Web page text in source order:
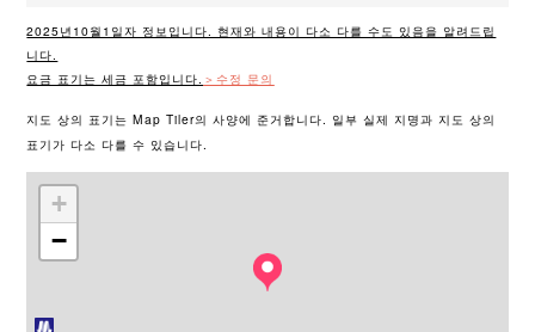
2025년10월1일자 정보입니다. 현재와 내용이 다소 다를 수도 있음을 알려드립
니다.
요금 표기는 세금 포함입니다. ＞수정 문의
지도 상의 표기는 Map Tiler의 사양에 준거합니다. 일부 실제 지명과 지도 상의
표기가 다소 다를 수 있습니다.
+
−